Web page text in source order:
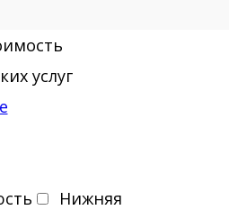
услуг
Нижняя